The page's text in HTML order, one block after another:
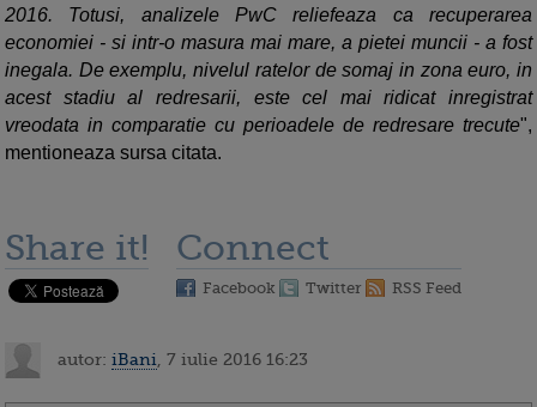
2016. Totusi, analizele PwC reliefeaza ca recuperarea
economiei - si intr-o masura mai mare, a pietei muncii - a fost
inegala. De exemplu, nivelul ratelor de somaj in zona euro, in
acest stadiu al redresarii, este cel mai ridicat inregistrat
vreodata in comparatie cu perioadele de redresare trecute",
mentioneaza sursa citata.
Share it! Connect
Facebook Twitter RSS Feed
autor: iBani , 7 iulie 2016 16:23